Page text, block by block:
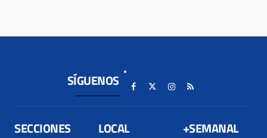
SÍGUENOS
SECCIONES LOCAL +SEMANAL